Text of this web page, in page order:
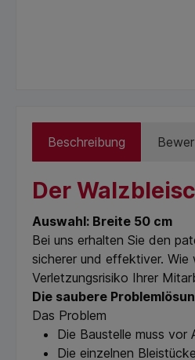
Beschreibung
Der
Auswahl: Breite 50 cm
Bei uns erhalten Sie den
sicherer und effektiver. Wie
Verletzungsrisiko Ihrer
Die saubere
Das Problem
Die Baustelle muss vor
Die einzelnen